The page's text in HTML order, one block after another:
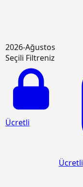
2026-Ağustos
Seçili Filtreniz
Ücretli
Ücretli